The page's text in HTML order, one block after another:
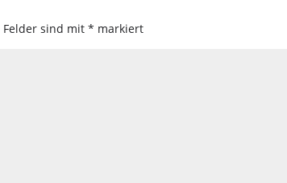
Felder sind mit* markiert